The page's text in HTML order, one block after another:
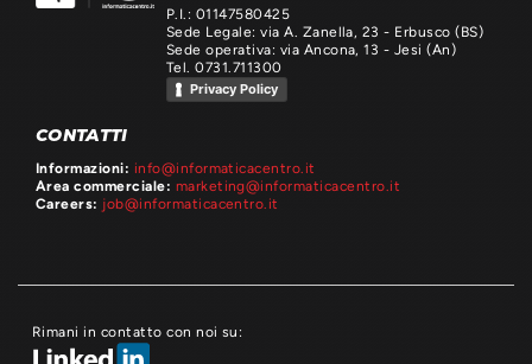
P.I.: 01147580425
Sede Legale: via A. Zanella, 23 - Erbusco (BS)
Sede operativa: via Ancona, 13 - Jesi (An)
Tel. 0731.711300
Privacy Policy
CONTATTI
Informazioni: info@informaticacentro.it
Area commerciale: marketing@informaticacentro.it
Careers: job@informaticacentro.it
Rimani in contatto con noi su: